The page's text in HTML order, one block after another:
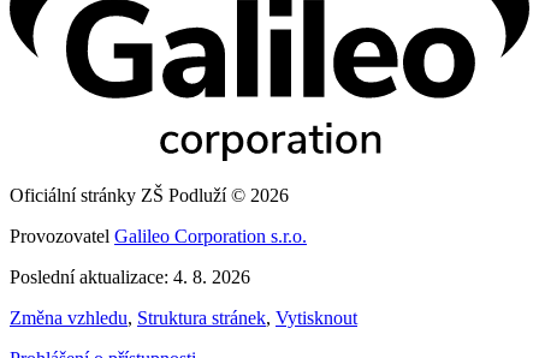
Oficiální stránky ZŠ Podluží © 2026
Provozovatel Galileo Corporation s.r.o.
Poslední aktualizace: 4. 8. 2026
Změna vzhledu, Struktura stránek, Vytisknout